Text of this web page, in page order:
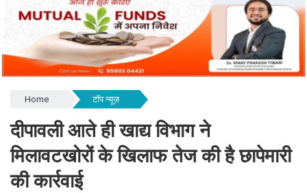
Home टॉप न्यूज़
दीपावली आते ही खाद्य विभाग ने
मिलावटखोरों के खिलाफ तेज की है छापेमारी
की कार्रवाई